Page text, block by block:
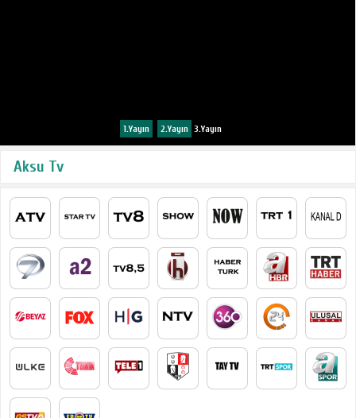
1.Yayın 2.Yayın 3.Yayın
Aksu Tv